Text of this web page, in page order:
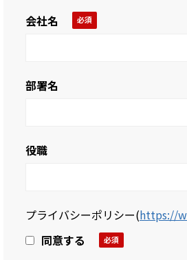
会社名
部署名
役職
プライバシーポリシー(https://
同意する